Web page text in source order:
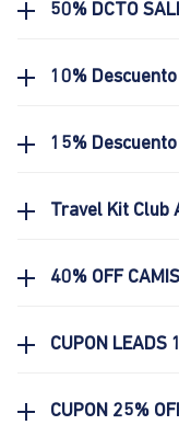
50% DCTO
10%
15%
Travel Kit Club
40% OFF
CUPON LEADS
CUPON 25%